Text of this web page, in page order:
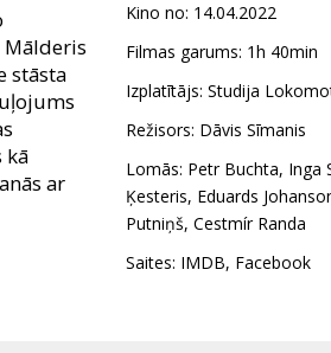
stāsta
kā
ar
Kino no: 14.04.2022
Filmas garums: 1h 40min
Izplatītājs: Studija
Režisors: Dāvis Sīmanis
Lomās: Petr Buchta, Inga
Ķesteris, Eduards
Putniņš, Cestmír Randa
Saites: IMDB, Facebook